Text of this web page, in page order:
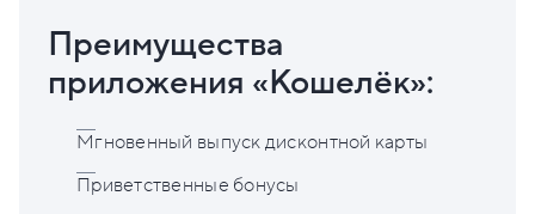
Преимущества
приложения «Кошелёк»:
Мгновенный выпуск дисконтной карты
Приветственные бонусы